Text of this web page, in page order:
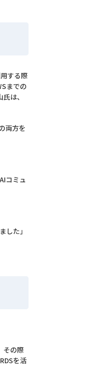
する際
までの
は、
両方を
コミュ
した」
その際
を活